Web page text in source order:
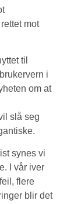
mot
til
i
om at
slå seg
synes vi
I vår iver
flere
blir det